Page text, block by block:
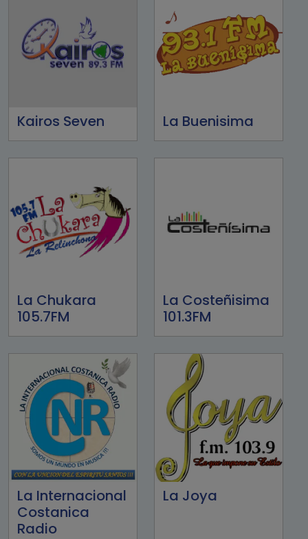
Kairos Seven La Buenisima
La Chukara
105.7FM
La Costeñisima
101.3FM
La Internacional
Costanica
Radio
La Joya